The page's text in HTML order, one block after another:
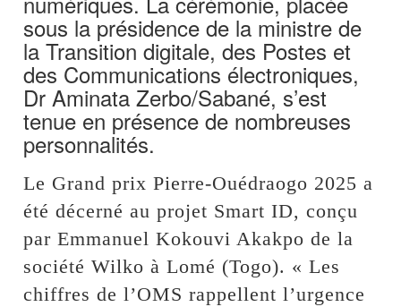
sous la présidence de la ministre de
la Transition digitale, des Postes et
des Communications électroniques,
Dr Aminata Zerbo/Sabané, s’est
tenue en présence de nombreuses
personnalités.
Le Grand prix Pierre-Ouédraogo 2025 a
été décerné au projet Smart ID, conçu
par Emmanuel Kokouvi Akakpo de la
société Wilko à Lomé (Togo). « Les
chiffres de l’OMS rappellent l’urgence